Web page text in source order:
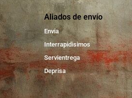
Aliados de envío
Envia
Interrapidisimos
Servientrega
Deprisa